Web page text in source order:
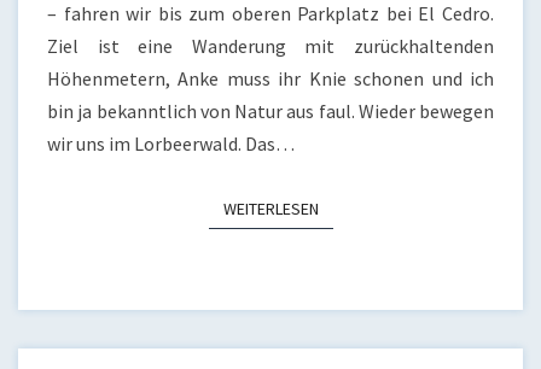
– fahren wir bis zum oberen Parkplatz bei El Cedro.
Ziel ist eine Wanderung mit zurückhaltenden
Höhenmetern, Anke muss ihr Knie schonen und ich
bin ja bekanntlich von Natur aus faul. Wieder bewegen
wir uns im Lorbeerwald. Das…
WEITERLESENWEITERLESEN